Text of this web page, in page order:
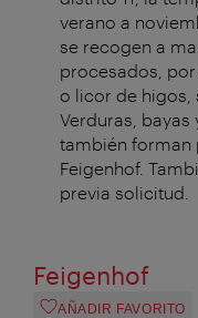
verano a
se recogen a
procesados,
o licor de higos,
Verduras,
también forman
Feigenhof.
previa solicitud.
Feigenhof
AÑADIR FAVORITO